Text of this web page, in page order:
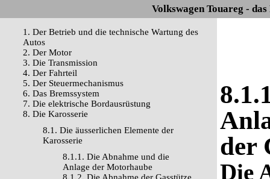
Volkswagen Touareg -
1. Der Betrieb und die technische Wartung des
Autos
2. Der Motor
3. Die Transmission
4. Der Fahrteil
5. Der Steuermechanismus
6. Das Bremssystem
7. Die elektrische Bordausrüstung
8. Die Karosserie
8.1. Die äusserlichen Elemente der
Karosserie
8.1.1. Die Abnahme und die
Anlage der Motorhaube
der
Die